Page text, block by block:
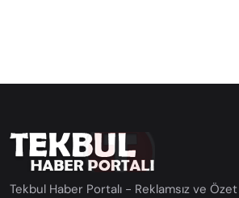
Tekbul Haber Portalı - Reklamsız ve